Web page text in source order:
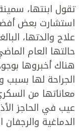
تقول ابنتها،
استشارت بعض
حالتها العام
هناك أخبروها
الجراحة لها
معاناتها من
عيب في الحاجز
الدماغية والرجفان